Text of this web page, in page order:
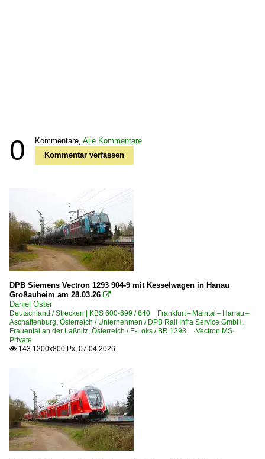
0 Kommentare, Alle Kommentare
Kommentar verfassen
DPB Siemens Vectron 1293 904-9 mit Kesselwagen in Hanau
Großauheim am 28.03.26 
Daniel Oster
Deutschland / Strecken | KBS 600-699 / 640 Frankfurt – Maintal – Hanau –
Aschaffenburg, Österreich / Unternehmen / DPB Rail Infra Service GmbH,
Frauental an der Laßnitz, Österreich / E-Loks / BR 1293 ·Vectron MS·
Private
 143 1200x800 Px, 07.04.2026